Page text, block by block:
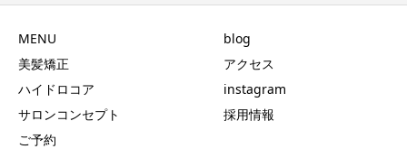
MENU
美髪矯正
ハイドロコア
サロンコンセプト
ご予約
blog
アクセス
instagram
採用情報